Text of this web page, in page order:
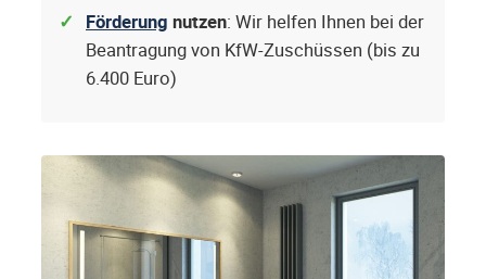
Förderung nutzen: Wir helfen Ihnen bei der
Beantragung von KfW-Zuschüssen (bis zu
6.400 Euro)